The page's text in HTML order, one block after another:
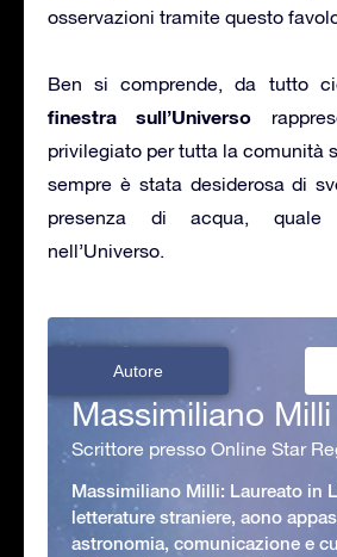
osservazioni tramite questo
Ben si comprende, da tutto
finestra sull’Universo
privilegiato per tutta la comunità
sempre è stata desiderosa di
presenza di acqua,
nell’Universo.
Autore
Massimiliano Milli
Scrittore presso Online Star
Massimiliano Milli: Laureato in
letterature straniere, aono
astronomia, comunicazione e